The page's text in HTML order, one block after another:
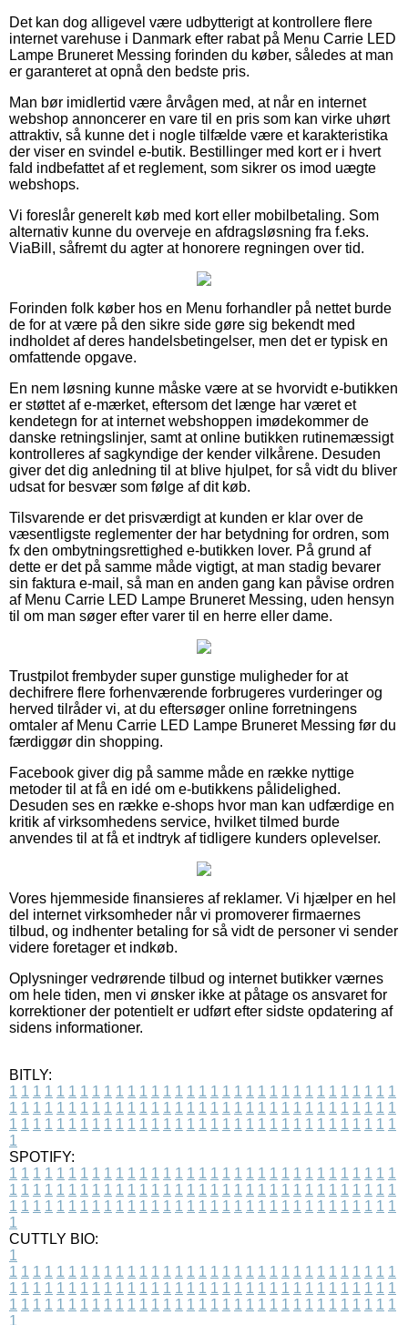
Det kan dog alligevel være udbytterigt at kontrollere flere
internet varehuse i Danmark efter rabat på Menu Carrie LED
Lampe Bruneret Messing forinden du køber, således at man
er garanteret at opnå den bedste pris.
Man bør imidlertid være årvågen med, at når en internet
webshop annoncerer en vare til en pris som kan virke uhørt
attraktiv, så kunne det i nogle tilfælde være et karakteristika
der viser en svindel e-butik. Bestillinger med kort er i hvert
fald indbefattet af et reglement, som sikrer os imod uægte
webshops.
Vi foreslår generelt køb med kort eller mobilbetaling. Som
alternativ kunne du overveje en afdragsløsning fra f.eks.
ViaBill, såfremt du agter at honorere regningen over tid.
Forinden folk køber hos en Menu forhandler på nettet burde
de for at være på den sikre side gøre sig bekendt med
indholdet af deres handelsbetingelser, men det er typisk en
omfattende opgave.
En nem løsning kunne måske være at se hvorvidt e-butikken
er støttet af e-mærket, eftersom det længe har været et
kendetegn for at internet webshoppen imødekommer de
danske retningslinjer, samt at online butikken rutinemæssigt
kontrolleres af sagkyndige der kender vilkårene. Desuden
giver det dig anledning til at blive hjulpet, for så vidt du bliver
udsat for besvær som følge af dit køb.
Tilsvarende er det prisværdigt at kunden er klar over de
væsentligste reglementer der har betydning for ordren, som
fx den ombytningsrettighed e-butikken lover. På grund af
dette er det på samme måde vigtigt, at man stadig bevarer
sin faktura e-mail, så man en anden gang kan påvise ordren
af Menu Carrie LED Lampe Bruneret Messing, uden hensyn
til om man søger efter varer til en herre eller dame.
Trustpilot frembyder super gunstige muligheder for at
dechifrere flere forhenværende forbrugeres vurderinger og
herved tilråder vi, at du eftersøger online forretningens
omtaler af Menu Carrie LED Lampe Bruneret Messing før du
færdiggør din shopping.
Facebook giver dig på samme måde en række nyttige
metoder til at få en idé om e-butikkens pålidelighed.
Desuden ses en række e-shops hvor man kan udfærdige en
kritik af virksomhedens service, hvilket tilmed burde
anvendes til at få et indtryk af tidligere kunders oplevelser.
Vores hjemmeside finansieres af reklamer. Vi hjælper en hel
del internet virksomheder når vi promoverer firmaernes
tilbud, og indhenter betaling for så vidt de personer vi sender
videre foretager et indkøb.
Oplysninger vedrørende tilbud og internet butikker værnes
om hele tiden, men vi ønsker ikke at påtage os ansvaret for
korrektioner der potentielt er udført efter sidste opdatering af
sidens informationer.
BITLY:
1 1 1 1 1 1 1 1 1 1 1 1 1 1 1 1 1 1 1 1 1 1 1 1 1 1 1 1 1 1 1 1 1
1 1 1 1 1 1 1 1 1 1 1 1 1 1 1 1 1 1 1 1 1 1 1 1 1 1 1 1 1 1 1 1 1
1 1 1 1 1 1 1 1 1 1 1 1 1 1 1 1 1 1 1 1 1 1 1 1 1 1 1 1 1 1 1 1 1
1
SPOTIFY:
1 1 1 1 1 1 1 1 1 1 1 1 1 1 1 1 1 1 1 1 1 1 1 1 1 1 1 1 1 1 1 1 1
1 1 1 1 1 1 1 1 1 1 1 1 1 1 1 1 1 1 1 1 1 1 1 1 1 1 1 1 1 1 1 1 1
1 1 1 1 1 1 1 1 1 1 1 1 1 1 1 1 1 1 1 1 1 1 1 1 1 1 1 1 1 1 1 1 1
1
CUTTLY BIO:
1
1 1 1 1 1 1 1 1 1 1 1 1 1 1 1 1 1 1 1 1 1 1 1 1 1 1 1 1 1 1 1 1 1
1 1 1 1 1 1 1 1 1 1 1 1 1 1 1 1 1 1 1 1 1 1 1 1 1 1 1 1 1 1 1 1 1
1 1 1 1 1 1 1 1 1 1 1 1 1 1 1 1 1 1 1 1 1 1 1 1 1 1 1 1 1 1 1 1 1
1